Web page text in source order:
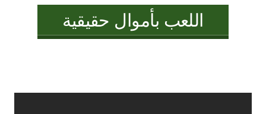
اللعب بأموال حقيقية